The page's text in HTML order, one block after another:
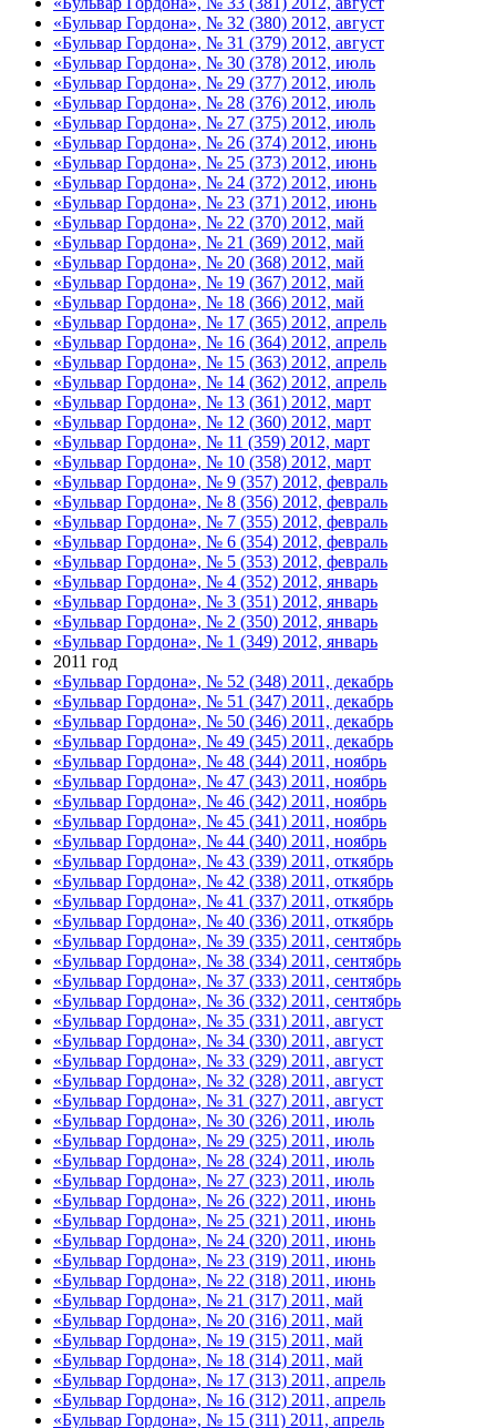
«Бульвар Гордона», № 32 (380) 2012, август
«Бульвар Гордона», № 31 (379) 2012, август
«Бульвар Гордона», № 30 (378) 2012, июль
«Бульвар Гордона», № 29 (377) 2012, июль
«Бульвар Гордона», № 28 (376) 2012, июль
«Бульвар Гордона», № 27 (375) 2012, июль
«Бульвар Гордона», № 26 (374) 2012, июнь
«Бульвар Гордона», № 25 (373) 2012, июнь
«Бульвар Гордона», № 24 (372) 2012, июнь
«Бульвар Гордона», № 23 (371) 2012, июнь
«Бульвар Гордона», № 22 (370) 2012, май
«Бульвар Гордона», № 21 (369) 2012, май
«Бульвар Гордона», № 20 (368) 2012, май
«Бульвар Гордона», № 19 (367) 2012, май
«Бульвар Гордона», № 18 (366) 2012, май
«Бульвар Гордона», № 17 (365) 2012, апрель
«Бульвар Гордона», № 16 (364) 2012, апрель
«Бульвар Гордона», № 15 (363) 2012, апрель
«Бульвар Гордона», № 14 (362) 2012, апрель
«Бульвар Гордона», № 13 (361) 2012, март
«Бульвар Гордона», № 12 (360) 2012, март
«Бульвар Гордона», № 11 (359) 2012, март
«Бульвар Гордона», № 10 (358) 2012, март
«Бульвар Гордона», № 9 (357) 2012, февраль
«Бульвар Гордона», № 8 (356) 2012, февраль
«Бульвар Гордона», № 7 (355) 2012, февраль
«Бульвар Гордона», № 6 (354) 2012, февраль
«Бульвар Гордона», № 5 (353) 2012, февраль
«Бульвар Гордона», № 4 (352) 2012, январь
«Бульвар Гордона», № 3 (351) 2012, январь
«Бульвар Гордона», № 2 (350) 2012, январь
«Бульвар Гордона», № 1 (349) 2012, январь
2011 год
«Бульвар Гордона», № 52 (348) 2011, декабрь
«Бульвар Гордона», № 51 (347) 2011, декабрь
«Бульвар Гордона», № 50 (346) 2011, декабрь
«Бульвар Гордона», № 49 (345) 2011, декабрь
«Бульвар Гордона», № 48 (344) 2011, ноябрь
«Бульвар Гордона», № 47 (343) 2011, ноябрь
«Бульвар Гордона», № 46 (342) 2011, ноябрь
«Бульвар Гордона», № 45 (341) 2011, ноябрь
«Бульвар Гордона», № 44 (340) 2011, ноябрь
«Бульвар Гордона», № 43 (339) 2011, откябрь
«Бульвар Гордона», № 42 (338) 2011, откябрь
«Бульвар Гордона», № 41 (337) 2011, откябрь
«Бульвар Гордона», № 40 (336) 2011, откябрь
«Бульвар Гордона», № 39 (335) 2011, сентябрь
«Бульвар Гордона», № 38 (334) 2011, сентябрь
«Бульвар Гордона», № 37 (333) 2011, сентябрь
«Бульвар Гордона», № 36 (332) 2011, сентябрь
«Бульвар Гордона», № 35 (331) 2011, август
«Бульвар Гордона», № 34 (330) 2011, август
«Бульвар Гордона», № 33 (329) 2011, август
«Бульвар Гордона», № 32 (328) 2011, август
«Бульвар Гордона», № 31 (327) 2011, август
«Бульвар Гордона», № 30 (326) 2011, июль
«Бульвар Гордона», № 29 (325) 2011, июль
«Бульвар Гордона», № 28 (324) 2011, июль
«Бульвар Гордона», № 27 (323) 2011, июль
«Бульвар Гордона», № 26 (322) 2011, июнь
«Бульвар Гордона», № 25 (321) 2011, июнь
«Бульвар Гордона», № 24 (320) 2011, июнь
«Бульвар Гордона», № 23 (319) 2011, июнь
«Бульвар Гордона», № 22 (318) 2011, июнь
«Бульвар Гордона», № 21 (317) 2011, май
«Бульвар Гордона», № 20 (316) 2011, май
«Бульвар Гордона», № 19 (315) 2011, май
«Бульвар Гордона», № 18 (314) 2011, май
«Бульвар Гордона», № 17 (313) 2011, апрель
«Бульвар Гордона», № 16 (312) 2011, апрель
«Бульвар Гордона», № 15 (311) 2011, апрель